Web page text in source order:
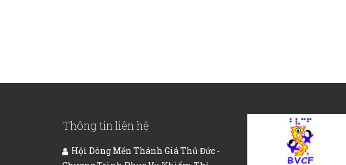
Thông tin liên hệ
Hội Dòng Mến Thánh Giá Thủ Đức -